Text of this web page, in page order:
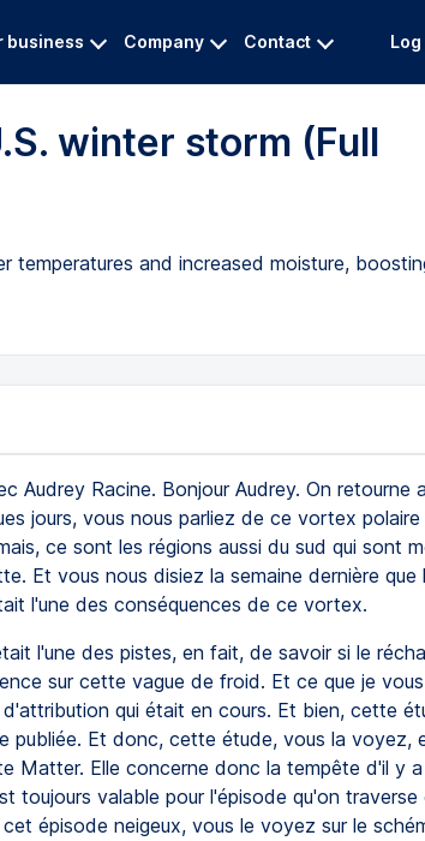
business Company Contact Log
winter storm (Full
and increased moisture,
Audrey Racine. Bonjour Audrey. On retourne
jours, vous nous parliez de ce vortex polaire
ce sont les régions aussi du sud qui sont
Et vous nous disiez la semaine dernière que
l'une des conséquences de ce vortex.
l'une des pistes, en fait, de savoir si le
sur cette vague de froid. Et ce que je
qui était en cours. Et bien, cette
publiée. Et donc, cette étude, vous la voyez,
Matter. Elle concerne donc la tempête d'il y a
toujours valable pour l'épisode qu'on traverse
épisode neigeux, vous le voyez sur le